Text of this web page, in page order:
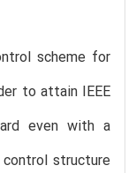
scheme for
to attain IEEE
even with a
structure